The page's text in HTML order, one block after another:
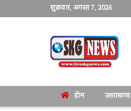
शुक्रवार, अगस्त 7, 2026
होम उत्तराखण्ड